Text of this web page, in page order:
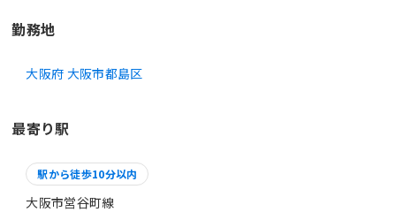
勤務地
大阪府 大阪市都島区
最寄り駅
駅から徒歩10分以内
大阪市営谷町線